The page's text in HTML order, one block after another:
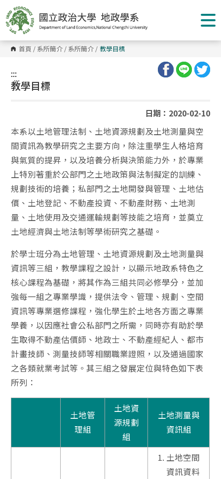
到
主
要
內
容
區 首頁 / 系所簡介 / 系所簡介 / 教學目標
:::
:::
教學目標
日期：2020-02-10
本系以土地管理法制、土地資源規劃及土地測量與空
間資訊為教學研究之主要方向，除注重學生人格培育
與氣質的提昇，以及培養分析與決策能力外，於專業
上特別著重於公部門之土地政策與法制擬定的訓練、
規劃技術的培養；私部門之土地開發與管理、土地估
價、土地登記、不動產投資、不動產財務、土地測
量、土地使用及交通運輸規劃等技能之培育，並奠立
土地經濟與土地法制等學術研究之基礎。
於學士班分為土地管理、土地資源規劃及土地測量與
資訊等三組，教學課程之設計，以顯示地政系特色之
核心課程為基礎，將其作為三組共同必修學分，並加
強每一組之專業學識，提供法令、管理、規劃、空間
資訊等專業選修課程，強化學生於土地各方面之專業
學養，以因應社會公私部門之所需，同時亦有助於學
生取得不動產估價師、地政士、不動產經紀人、都市
計畫技師、測量技師等相關職業證照，以及通過國家
之各類就業考試等。其三組之發展定位與特色如下表
所列：
土地管
理組
土地資
源規劃
組
土地測量與
資訊組
土地空間
資訊資料